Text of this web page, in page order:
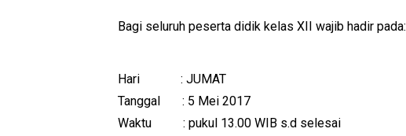
Bagi seluruh peserta didik kelas XII wajib hadir pada:
Hari : JUMAT
Tanggal : 5 Mei 2017
Waktu : pukul 13.00 WIB s.d selesai